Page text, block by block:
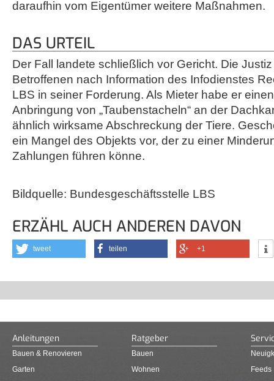
daraufhin vom Eigentümer weitere Maßnahmen.
DAS URTEIL
Der Fall landete schließlich vor Gericht. Die
Betroffenen nach Information des Infodienstes
LBS in seiner Forderung. Als Mieter habe er
Anbringung von „Taubenstacheln“ an der
ähnlich wirksame Abschreckung der Tiere.
ein Mangel des Objekts vor, der zu einer
Zahlungen führen könne.
Bildquelle: Bundesgeschäftsstelle LBS
ERZÄHL AUCH ANDEREN DAVON
tweet teilen +1
Anleitungen
Bauen & Renovieren
Garten
Ratgeber
Bauen
Wohnen
Feeds